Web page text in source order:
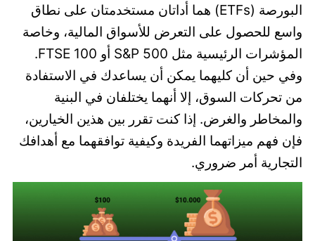
البورصة (ETFs) هما أداتان مستخدمتان على نطاق
واسع للحصول على التعرض للأسواق المالية، وخاصة
المؤشرات الرئيسية مثل S&P 500 أو FTSE 100.
وفي حين أن كليهما يمكن أن يساعدك في الاستفادة
من تحركات السوق، إلا أنهما يختلفان في البنية
والمخاطر والغرض. إذا كنت تقرر بين هذين الخيارين،
فإن فهم ميزاتهما الفريدة وكيفية توافقهما مع أهدافك
التجارية أمر ضروري.